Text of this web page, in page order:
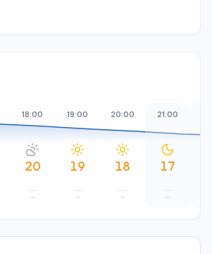
18:00
20
–
19:00
19
–
20:00
18
–
21:00
17
–